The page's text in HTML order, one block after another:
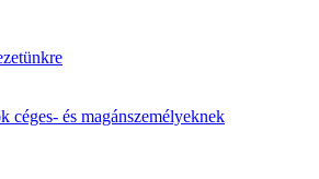
céges- és magánszemélyeknek